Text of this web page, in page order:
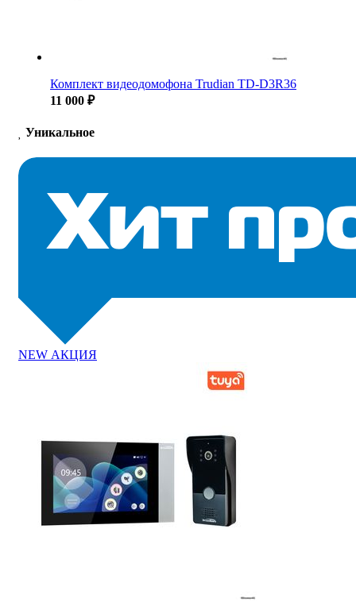
Комплект видеодомофона Trudian TD-D3R36
11 000 ₽
Уникальное
NEW АКЦИЯ